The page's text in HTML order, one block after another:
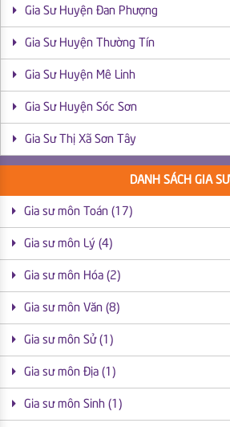
Gia Sư Huyện Đan Phượng
Gia Sư Huyện Thường Tín
Gia Sư Huyện Mê Linh
Gia Sư Huyện Sóc Sơn
Gia Sư Thị Xã Sơn Tây
DANH SÁCH GIA SƯ
Gia sư môn Toán (17)
Gia sư môn Lý (4)
Gia sư môn Hóa (2)
Gia sư môn Văn (8)
Gia sư môn Sử (1)
Gia sư môn Địa (1)
Gia sư môn Sinh (1)